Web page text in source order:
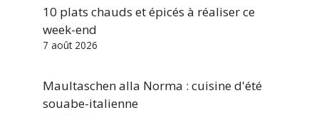
10 plats chauds et épicés à réaliser ce
week-end
7 août 2026
Maultaschen alla Norma : cuisine d'été
souabe-italienne